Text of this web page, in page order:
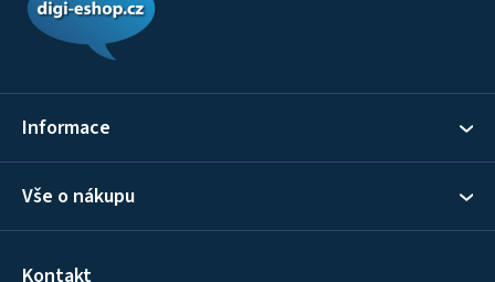
Informace
Vše o nákupu
Kontakt